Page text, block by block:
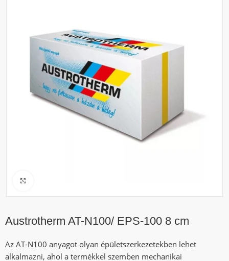
Austrotherm AT-N100/ EPS-100 8 cm
Az AT-N100 anyagot olyan épületszerkezetekben lehet
alkalmazni, ahol a termékkel szemben mechanikai